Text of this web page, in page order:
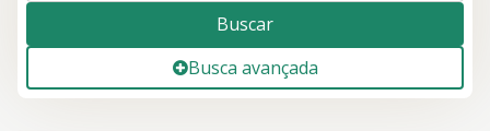
Buscar
Busca avançada